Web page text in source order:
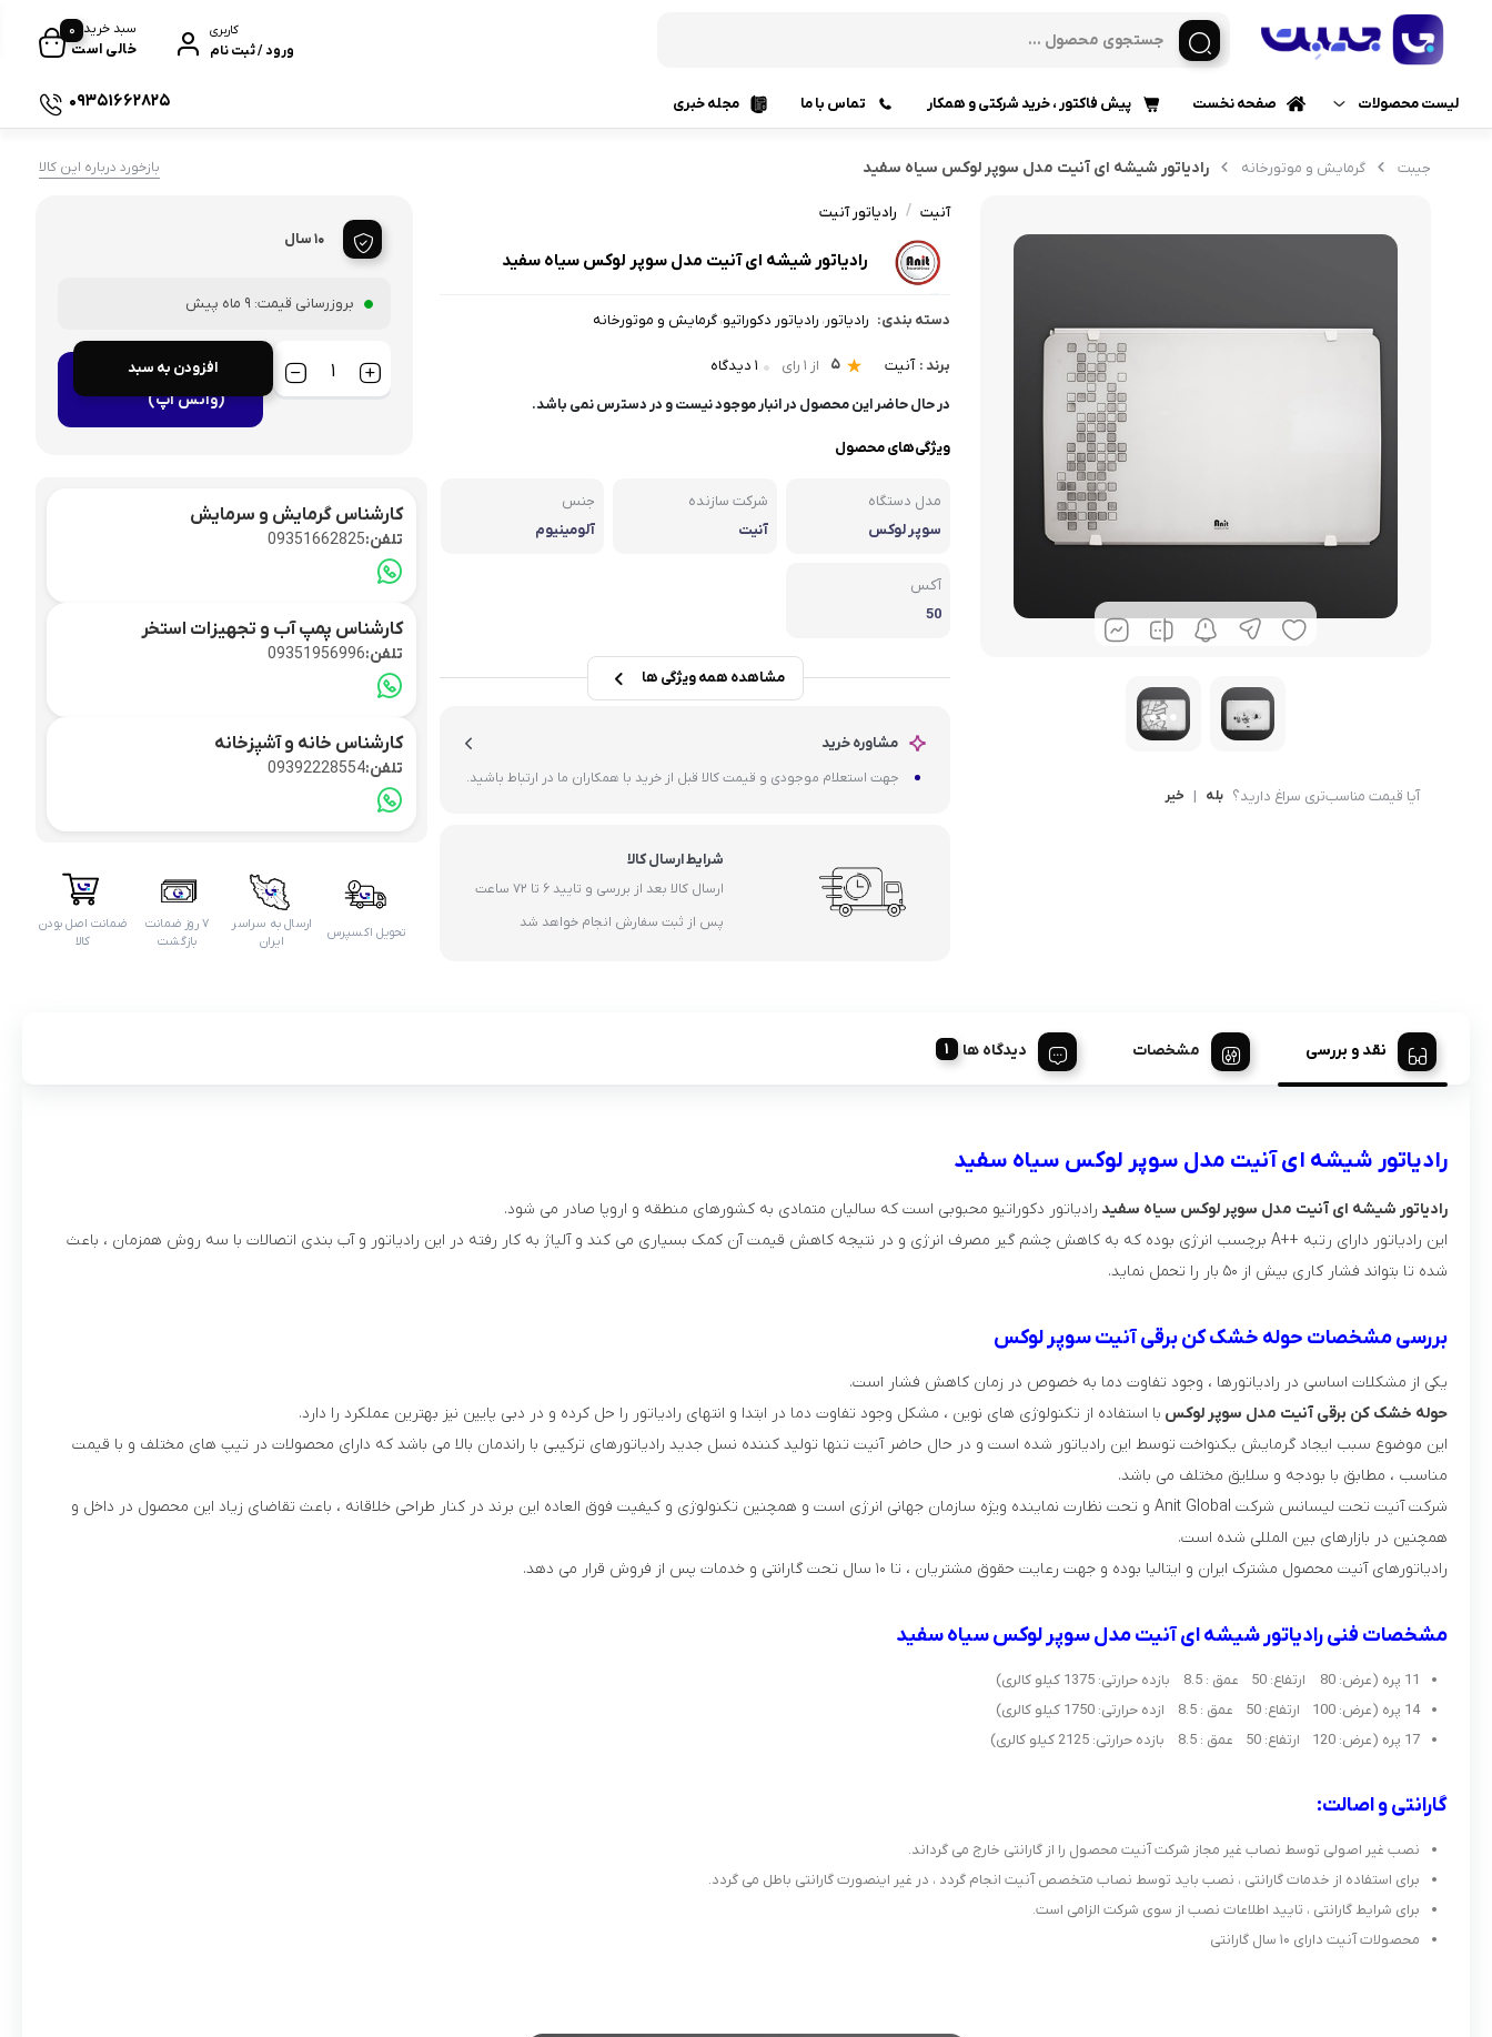
کاربری
ورود / ثبت نام
سبد خرید
خالی است
0
لیست محصولات
گرمایش و سرمایش پکیج گرمایشی
رادیاتور
رادیاتور آلومینیومی
رادیاتور فولادی پنلی
رادیاتور دکوراتیو
حوله خشک کن
لوازم نصب رادیاتور
آبگرمکن
آبگرمکن دیواری و ایستاده
قطعات موتورخانه گرمایشی
مشعل موتور خانه
دیگ چدنی و فولادی
آبگرمکن
صفحه نخست پیش فاکتور ، خرید شرکتی و همکار تماس با ما مجله خبری 09351662825
جیبت گرمایش و موتورخانه رادیاتور شیشه ای آنیت مدل سوپر لوکس سیاه سفید بازخورد درباره این کالا
آیا قیمت مناسب‌تری سراغ دارید؟ بله | خیر
آنیت / رادیاتور آنیت
رادیاتور شیشه ای آنیت مدل سوپر لوکس سیاه سفید
دسته بندی: رادیاتور، رادیاتور دکوراتیو،گرمایش و موتورخانه
برند : آنیت 5 از 1 رای 1 دیدگاه
در حال حاضر این محصول در انبار موجود نیست و در دسترس نمی باشد.
ویژگی‌های محصول
مدل دستگاه
سوپر لوکس
شرکت سازنده
آنیت
جنس
آلومینیوم
آکس
50
مشاهده همه ویژگی ها
مشاوره خرید
جهت استعلام موجودی و قیمت کالا قبل از خرید با همکاران ما در ارتباط باشید.
شرایط ارسال کالا
ارسال کالا بعد از بررسی و تایید ۶ تا ۷۲ ساعت
پس از ثبت سفارش انجام خواهد شد
10 سال
بروزرسانی قیمت: 9 ماه پیش
افزودن به سبد
مشاوره رایگان خرید
(واتس اپ)
کارشناس گرمایش و سرمایش
تلفن:09351662825
کارشناس پمپ آب و تجهیزات استخر
تلفن:09351956996
کارشناس خانه و آشپزخانه
تلفن:09392228554
تحویل اکسپرس
ارسال به سراسر
ایران
۷ روز ضمانت
بازگشت
ضمانت اصل بودن
کالا
نقد و بررسی مشخصات دیدگاه ها
رادیاتور شیشه ای آنیت مدل سوپر لوکس سیاه سفید
رادیاتور شیشه ای آنیت مدل سوپر لوکس سیاه سفید رادیاتور دکوراتیو محبوبی است که سالیان متمادی به کشورهای منطقه و اروپا صادر می شود.
این رادیاتور دارای رتبه ++A برچسب انرژی بوده که به کاهش چشم گیر مصرف انرژی و در نتیجه کاهش قیمت آن کمک بسیاری می کند و آلیاژ به کار رفته در این رادیاتور و آب بندی اتصالات با سه روش همزمان ، باعث
شده تا بتواند فشار کاری بیش از ۵۰ بار را تحمل نماید.
بررسی مشخصات حوله خشک کن برقی آنیت سوپر لوکس
یکی از مشکلات اساسی در رادیاتورها ، وجود تفاوت دما به خصوص در زمان کاهش فشار است.
حوله خشک کن برقی آنیت مدل سوپر لوکس با استفاده از تکنولوژی های نوین ، مشکل وجود تفاوت دما در ابتدا و انتهای رادیاتور را حل کرده و در دبی پایین نیز بهترین عملکرد را دارد.
این موضوع سبب ایجاد گرمایش یکنواخت توسط این رادیاتور شده است و در حال حاضر آنیت تنها تولید کننده نسل جدید رادیاتورهای ترکیبی با راندمان بالا می باشد که دارای محصولات در تیپ های مختلف و با قیمت
مناسب ، مطابق با بودجه و سلایق مختلف می باشد.
شرکت آنیت تحت لیسانس شرکت Anit Global و تحت نظارت نماینده ویژه سازمان جهانی انرژی است و همچنین تکنولوژی و کیفیت فوق العاده این برند در کنار طراحی خلاقانه ، باعث تقاضای زیاد این محصول در داخل و
همچنین در بازارهای بین المللی شده است.
رادیاتورهای آنیت محصول مشترک ایران و ایتالیا بوده و جهت رعایت حقوق مشتریان ، تا ۱۰ سال تحت گارانتی و خدمات پس از فروش قرار می دهد.
مشخصات فنی رادیاتور شیشه ای آنیت مدل سوپر لوکس سیاه سفید
11 پره (عرض: 80 ارتفاع: 50 عمق : 8.5 بازده حرارتی: 1375 کیلو کالری)
14 پره (عرض: 100 ارتفاع: 50 عمق : 8.5 ازده حرارتی: 1750 کیلو کالری)
17 پره (عرض: 120 ارتفاع: 50 عمق : 8.5 بازده حرارتی: 2125 کیلو کالری)
گارانتی و اصالت:
نصب غیر اصولی توسط نصاب غیر مجاز شرکت آنیت محصول را از گارانتی خارج می گرداند.
برای استفاده از خدمات گارانتی ، نصب باید توسط نصاب متخصص آنیت انجام گردد ، در غیر اینصورت گارانتی باطل می گردد.
برای شرایط گارانتی ، تایید اطلاعات نصب از سوی شرکت الزامی است.
محصولات آنیت دارای ۱۰ سال گارانتی